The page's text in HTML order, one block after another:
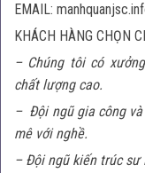
EMAIL:
KHÁCH HÀNG CHỌN
– Chúng tôi có
chất lượng cao.
– Đội ngũ gia công
mê với nghề.
– Đội ngũ kiến trúc sư